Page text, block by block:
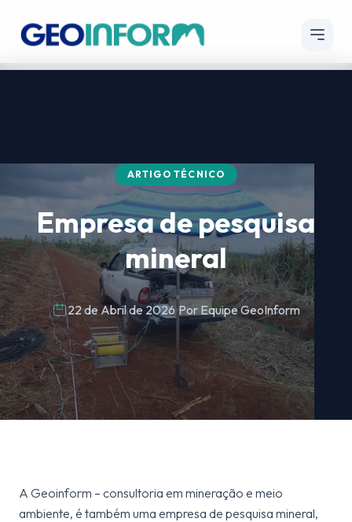
ARTIGO TÉCNICO
Empresa de pesquisa
mineral
22 de Abril de 2026 Por Equipe GeoInform
A Geoinform – consultoria em mineração e meio
ambiente, é também uma empresa de pesquisa mineral,